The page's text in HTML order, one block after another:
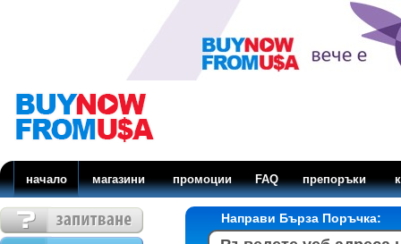
начало магазини промоции FAQ препоръки
Направи Бърза Поръчка: